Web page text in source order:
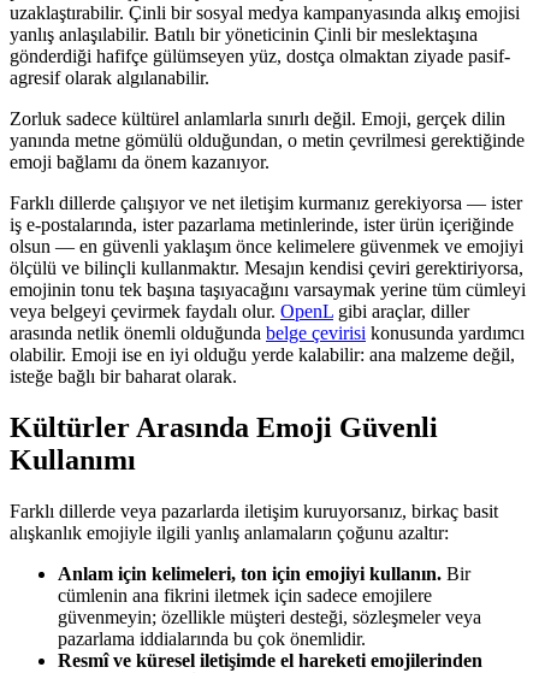
uzaklaştırabilir. Çinli bir sosyal medya kampanyasında alkış emojisi
yanlış anlaşılabilir. Batılı bir yöneticinin Çinli bir meslektaşına
gönderdiği hafifçe gülümseyen yüz, dostça olmaktan ziyade pasif-
agresif olarak algılanabilir.
Zorluk sadece kültürel anlamlarla sınırlı değil. Emoji, gerçek dilin
yanında metne gömülü olduğundan, o metin çevrilmesi gerektiğinde
emoji bağlamı da önem kazanıyor.
Farklı dillerde çalışıyor ve net iletişim kurmanız gerekiyorsa — ister
iş e-postalarında, ister pazarlama metinlerinde, ister ürün içeriğinde
olsun — en güvenli yaklaşım önce kelimelere güvenmek ve emojiyi
ölçülü ve bilinçli kullanmaktır. Mesajın kendisi çeviri gerektiriyorsa,
emojinin tonu tek başına taşıyacağını varsaymak yerine tüm cümleyi
veya belgeyi çevirmek faydalı olur. OpenL gibi araçlar, diller
arasında netlik önemli olduğunda belge çevirisi konusunda yardımcı
olabilir. Emoji ise en iyi olduğu yerde kalabilir: ana malzeme değil,
isteğe bağlı bir baharat olarak.
Kültürler Arasında Emoji Güvenli
Kullanımı
Farklı dillerde veya pazarlarda iletişim kuruyorsanız, birkaç basit
alışkanlık emojiyle ilgili yanlış anlamaların çoğunu azaltır:
Anlam için kelimeleri, ton için emojiyi kullanın. Bir
cümlenin ana fikrini iletmek için sadece emojilere
güvenmeyin; özellikle müşteri desteği, sözleşmeler veya
pazarlama iddialarında bu çok önemlidir.
Resmî ve küresel iletişimde el hareketi emojilerinden